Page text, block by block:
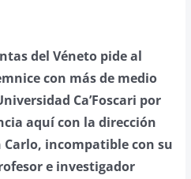
del Véneto pide al
con más de medio
Ca’Foscari por
aquí con la dirección
incompatible con su
e investigador